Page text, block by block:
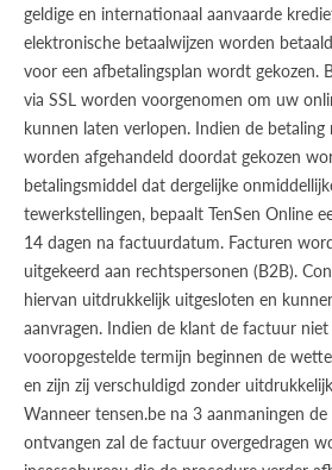
geldige en internationaal aanvaarde
elektronische betaalwijzen worden
voor een afbetalingsplan wordt gekozen.
via SSL worden voorgenomen om uw
kunnen laten verlopen. Indien de
worden afgehandeld doordat gekozen
betalingsmiddel dat dergelijke
tewerkstellingen, bepaalt TenSen Online
14 dagen na factuurdatum. Facturen
uitgekeerd aan rechtspersonen (B2B).
hiervan uitdrukkelijk uitgesloten en
aanvragen. Indien de klant de factuur
vooropgestelde termijn beginnen de
en zijn zij verschuldigd zonder
Wanneer tensen.be na 3 aanmaningen
ontvangen zal de factuur overgedragen